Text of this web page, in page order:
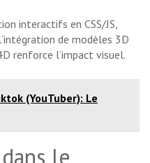
interactifs en CSS/JS,
de modèles 3D
renforce l’impact visuel.
(YouTuber): Le
le